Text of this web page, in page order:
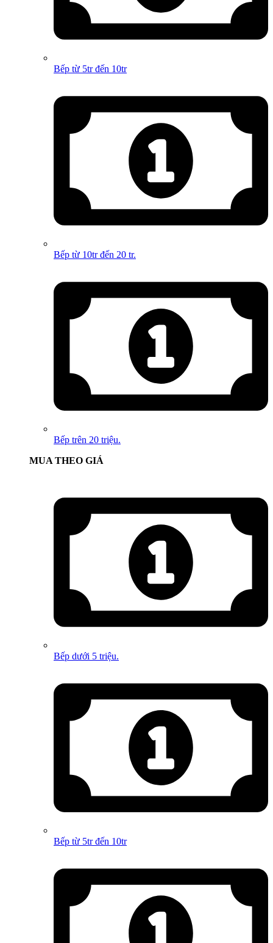
Bếp từ 5tr đến 10tr
Bếp từ 10tr đến 20 tr.
Bếp trên 20 triệu.
MUA THEO GIÁ
Bếp dưới 5 triệu.
Bếp từ 5tr đến 10tr